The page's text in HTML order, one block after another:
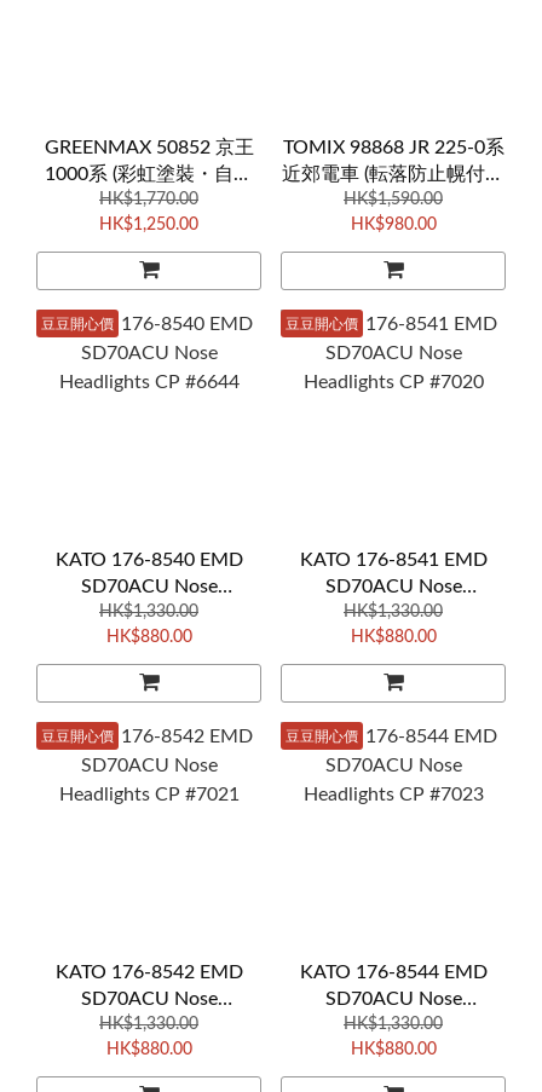
GREENMAX 50852 京王
1000系 (彩虹塗裝・自動
運転対応車) 5両
HK$1,770.00
HK$1,250.00
TOMIX 98868 JR 225-0系
近郊電車 (転落防止幌付・
8両編成)
HK$1,590.00
HK$980.00
豆豆開心價
KATO 176-8540 EMD
SD70ACU Nose
Headlights CP #6644
HK$1,330.00
HK$880.00
豆豆開心價
KATO 176-8541 EMD
SD70ACU Nose
Headlights CP #7020
HK$1,330.00
HK$880.00
豆豆開心價
KATO 176-8542 EMD
SD70ACU Nose
Headlights CP #7021
HK$1,330.00
HK$880.00
豆豆開心價
KATO 176-8544 EMD
SD70ACU Nose
Headlights CP #7023
HK$1,330.00
HK$880.00